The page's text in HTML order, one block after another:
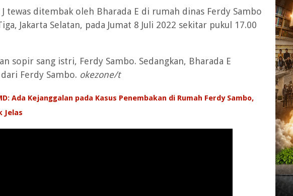
tewas ditembak oleh Bharada E di rumah dinas Ferdy Sambo
Jakarta Selatan, pada Jumat 8 Juli 2022 sekitar pukul 17.00
sopir sang istri, Ferdy Sambo. Sedangkan, Bharada E
Ferdy Sambo. okezone/t
Ada Kejanggalan pada Kasus Penembakan di Rumah Ferdy Sambo,
Jelas